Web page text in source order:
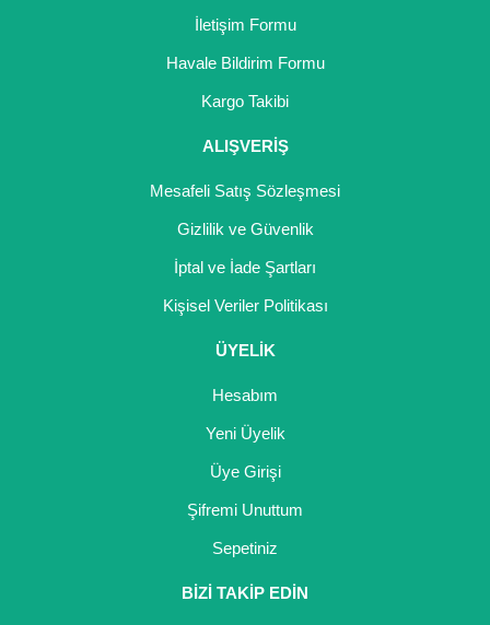
İletişim Formu
Havale Bildirim Formu
Kargo Takibi
ALIŞVERİŞ
Mesafeli Satış Sözleşmesi
Gizlilik ve Güvenlik
İptal ve İade Şartları
Kişisel Veriler Politikası
ÜYELİK
Hesabım
Yeni Üyelik
Üye Girişi
Şifremi Unuttum
Sepetiniz
BİZİ TAKİP EDİN